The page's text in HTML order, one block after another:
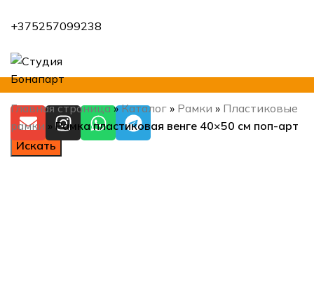
+375257099238
Искать
Главная страница»Каталог » Рамки » Пластиковые
рамки » Рамка пластиковая венге 40×50 см поп-арт